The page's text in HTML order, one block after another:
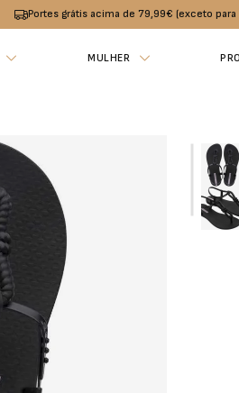
Portes grátis acima de 79,99€ (exceto
MULHER